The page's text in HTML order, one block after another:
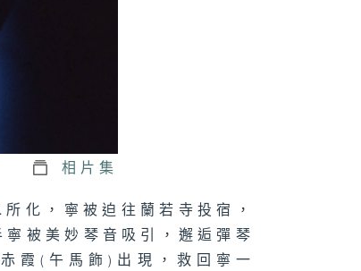
相片集
化，寧被迫往蘭若寺投宿，
被美妙琴音吸引，邂逅彈琴
霞(午馬飾)出現，救回寧一